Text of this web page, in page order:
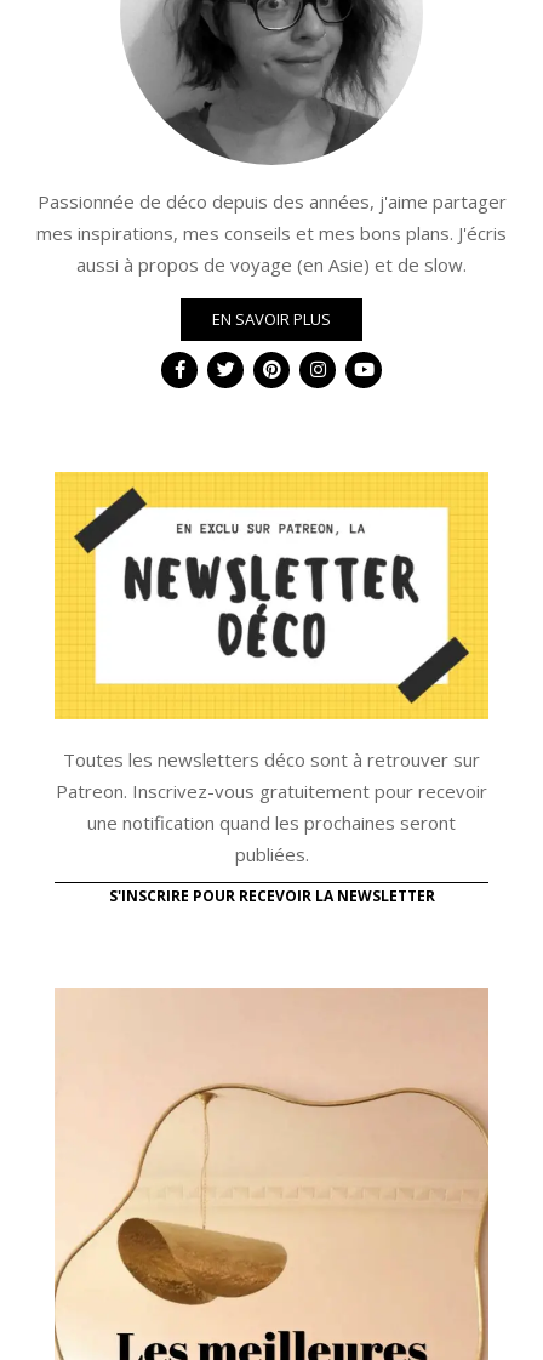
Passionnée de déco depuis des années, j'aime partager
mes inspirations, mes conseils et mes bons plans. J'écris
aussi à propos de voyage (en Asie) et de slow.
EN SAVOIR PLUS
Toutes les newsletters déco sont à retrouver sur
Patreon. Inscrivez-vous gratuitement pour recevoir
une notification quand les prochaines seront
publiées.
S'INSCRIRE POUR RECEVOIR LA NEWSLETTER